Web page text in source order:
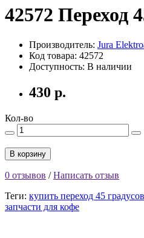
42572 Переход
Производитель: Jura
Код товара: 42572
Доступность: В наличии
430 р.
Кол-во
В корзину
0 отзывов /Написать отзыв
Теги: купить переход 45 градусов
запчасти для кофе